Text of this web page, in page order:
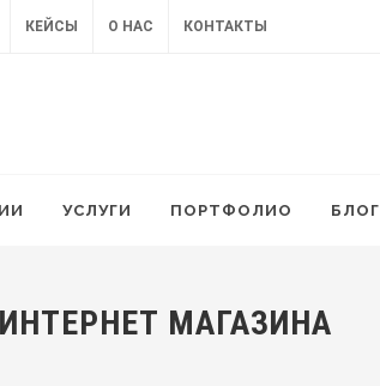
КЕЙСЫ О НАС КОНТАКТЫ
УСЛУГИ ПОРТФОЛИО БЛОГ
МАГАЗИНА